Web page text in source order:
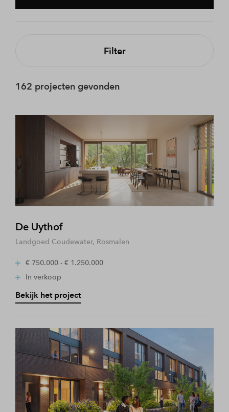
Filter
162 projecten gevonden
De Uythof
Landgoed Coudewater, Rosmalen
€ 750.000 - € 1.250.000
In verkoop
Bekijk het project